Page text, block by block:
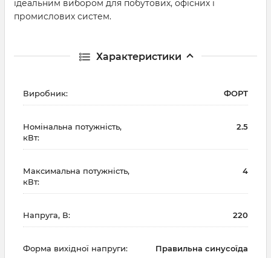
ідеальним вибором для побутових, офісних і
промислових систем.
Характеристики
Виробник: ФОРТ
Номінальна потужність,
кВт:
2.5
Максимальна потужність,
кВт:
4
Напруга, В: 220
Форма вихідної напруги: Правильна синусоїда